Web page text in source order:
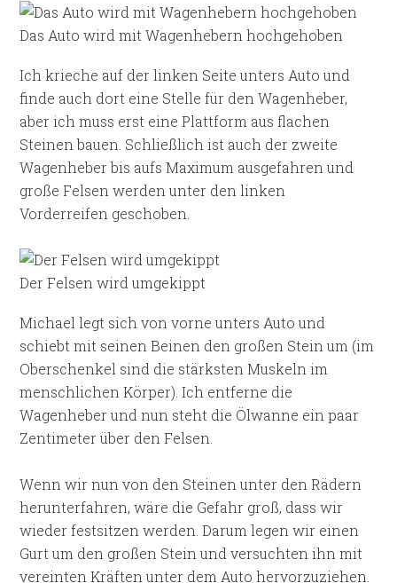
Das Auto wird mit Wagenhebern hochgehoben
Ich krieche auf der linken Seite unters Auto und
finde auch dort eine Stelle für den Wagenheber,
aber ich muss erst eine Plattform aus flachen
Steinen bauen. Schließlich ist auch der zweite
Wagenheber bis aufs Maximum ausgefahren und
große Felsen werden unter den linken
Vorderreifen geschoben.
Der Felsen wird umgekippt
Michael legt sich von vorne unters Auto und
schiebt mit seinen Beinen den großen Stein um (im
Oberschenkel sind die stärksten Muskeln im
menschlichen Körper). Ich entferne die
Wagenheber und nun steht die Ölwanne ein paar
Zentimeter über den Felsen.
Wenn wir nun von den Steinen unter den Rädern
herunterfahren, wäre die Gefahr groß, dass wir
wieder festsitzen werden. Darum legen wir einen
Gurt um den großen Stein und versuchten ihn mit
vereinten Kräften unter dem Auto hervorzuziehen.